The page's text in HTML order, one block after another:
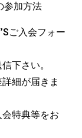
参加方法
ご入会フォー
下さい。
細が届きま
特典等をお